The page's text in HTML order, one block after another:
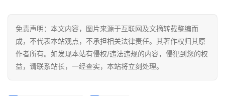
免责声明：本文内容，图片来源于互联网及文摘转载整编而
成，不代表本站观点，不承担相关法律责任。其著作权归其原
作者所有。如发现本站有侵权/违法违规的内容，侵犯到您的权
益，请联系站长，一经查实，本站将立刻处理。